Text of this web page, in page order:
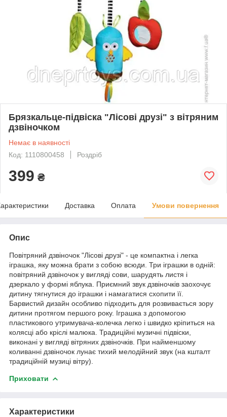
Брязкальце-підвіска "Лісові друзі" з вітряним
дзвіночком
Немає в наявності
Код: 1110800458
Роздріб
399 ₴
Доставка Оплата Умови повернення
Опис
Повітряний дзвіночок "Лісові друзі" - це компактна і легка
іграшка, яку можна брати з собою всюди. Три іграшки в одній:
повітряний дзвіночок у вигляді сови, шарудять листя і
дзеркало у формі яблука. Приємний звук дзвіночків заохочує
дитину тягнутися до іграшки і намагатися схопити її.
Барвистий дизайн особливо підходить для розвивається зору
дитини протягом першого року. Іграшка з допомогою
пластикового утримувача-колечка легко і швидко кріпиться на
колясці або кріслі малюка. Традиційні музичні підвіски,
виконані у вигляді вітряних дзвіночків. При найменшому
коливанні дзвіночок лунає тихий мелодійний звук (на кшталт
традиційній музиці вітру).
Приховати
Характеристики